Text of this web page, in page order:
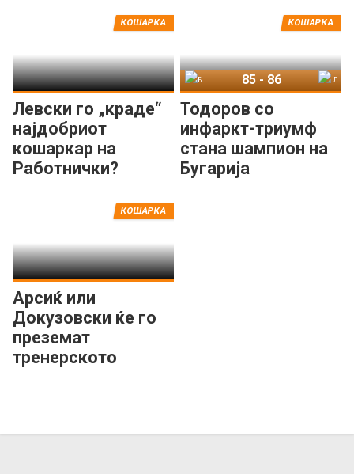
Левски го „краде“
најдобриот
кошаркар на
Работнички?
КОШАРКА
Тодоров со
инфаркт-триумф
стана шампион на
Бугарија
КОШАРКА
85 - 86
Арсиќ или
Докузовски ќе го
преземат
тренерското
столче на бугарски
КОШАРКА